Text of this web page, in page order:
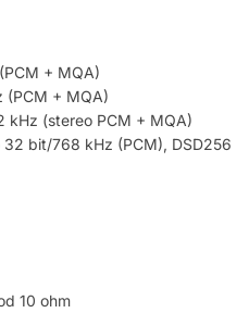
+ MQA)
+ MQA)
kHz (stereo PCM + MQA)
bit/768 kHz (PCM), DSD256
10 ohm